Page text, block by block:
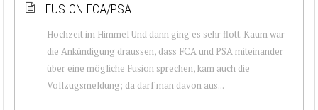
FUSION FCA/PSA
Hochzeit im Himmel Und dann ging es sehr flott. Kaum war
die Ankündigung draussen, dass FCA und PSA miteinander
über eine mögliche Fusion sprechen, kam auch die
Vollzugsmeldung; da darf man davon aus...